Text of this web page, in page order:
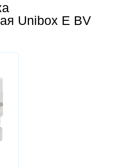
Unibox E BV